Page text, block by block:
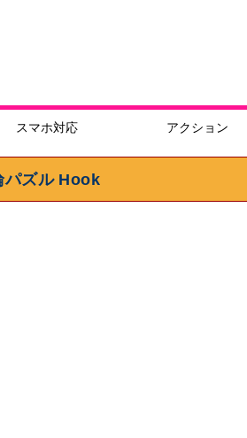
スマホ対応 アクション
パズル Hook